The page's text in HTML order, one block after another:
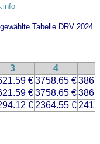
Tabelle DRV 2024
3 4
€3758.65 €
€3758.65 €
€ 2364.55 €